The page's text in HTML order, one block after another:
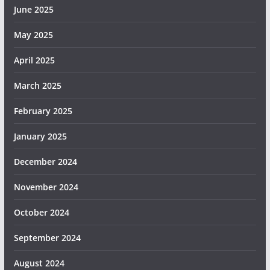
June 2025
May 2025
April 2025
March 2025
February 2025
January 2025
December 2024
November 2024
October 2024
September 2024
August 2024